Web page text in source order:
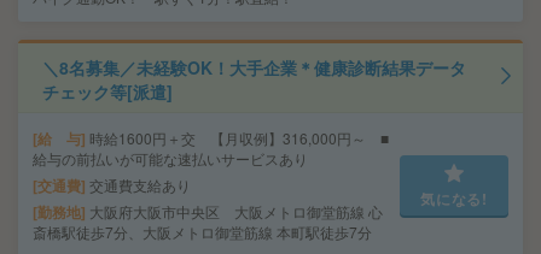
＼8名募集／未経験OK！大手企業＊健康診断結果データ
チェック等[派遣]
給 与 時給1600円＋交 【月収例】316,000円～ ■
給与の前払いが可能な速払いサービスあり
交通費 交通費支給あり
勤務地 大阪府大阪市中央区 大阪メトロ御堂筋線 心
斎橋駅徒歩7分、大阪メトロ御堂筋線 本町駅徒歩7分
気になる!